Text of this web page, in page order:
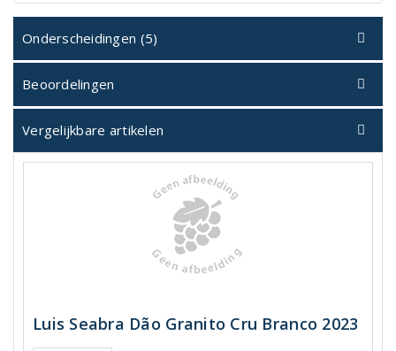
Onderscheidingen (5)
Beoordelingen
Vergelijkbare artikelen
Luis Seabra Dão Granito Cru Branco 2023